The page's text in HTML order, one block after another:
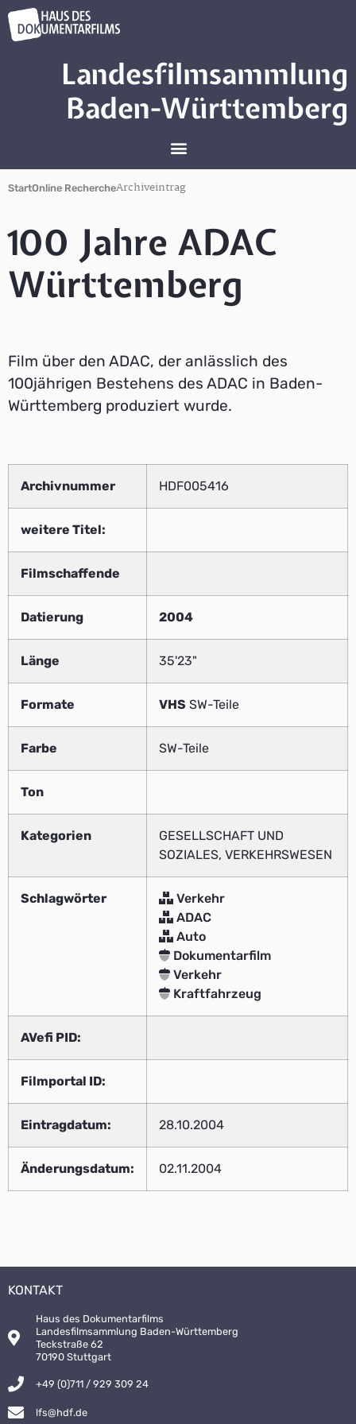
Landesfilmsammlung
Baden-Württemberg
StartOnline RechercheArchiveintrag
100 Jahre ADAC
Württemberg
Film über den ADAC, der anlässlich des
100jährigen Bestehens des ADAC in Baden-
Württemberg produziert wurde.
Archivnummer HDF005416
weitere Titel:
Filmschaffende
Datierung 2004
Länge 35'23"
Formate VHS SW-Teile
Farbe SW-Teile
Ton
Kategorien
GESELLSCHAFT UND
SOZIALES, VERKEHRSWESEN
Schlagwörter
Verkehr
ADAC
Auto
Dokumentarfilm
Verkehr
Kraftfahrzeug
AVefi PID:
Filmportal ID:
Eintragdatum: 28.10.2004
Änderungsdatum: 02.11.2004
KONTAKT
Haus des Dokumentarfilms
Landesfilmsammlung Baden-Württemberg
Teckstraße 62
70190 Stuttgart
+49 (0)711 / 929 309 24
lfs@hdf.de